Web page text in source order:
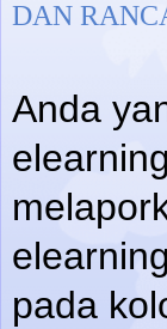
DAN
Anda
pada